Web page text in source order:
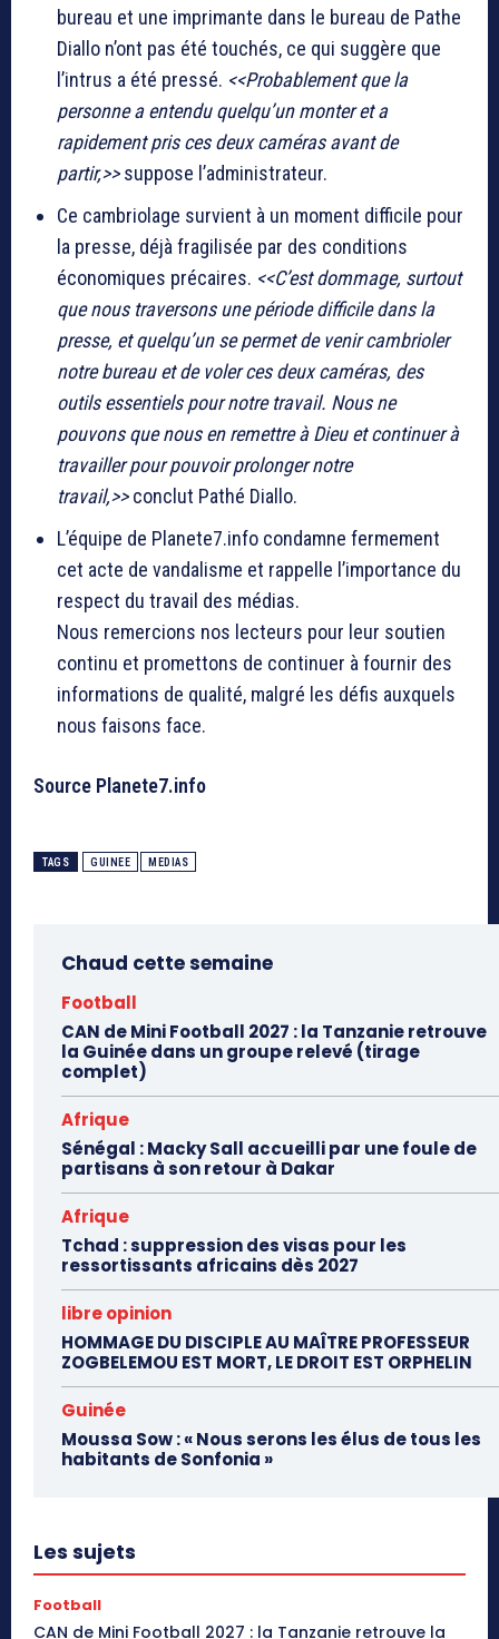
bureau et une imprimante dans le bureau de Pathe
Diallo n’ont pas été touchés, ce qui suggère que
l’intrus a été pressé. <<Probablement que la
personne a entendu quelqu’un monter et a
rapidement pris ces deux caméras avant de
partir,>>suppose l’administrateur.
Ce cambriolage survient à un moment difficile pour
la presse, déjà fragilisée par des conditions
économiques précaires. <<C’est dommage, surtout
que nous traversons une période difficile dans la
presse, et quelqu’un se permet de venir cambrioler
notre bureau et de voler ces deux caméras, des
outils essentiels pour notre travail. Nous ne
pouvons que nous en remettre à Dieu et continuer à
travailler pour pouvoir prolonger notre
travail,>>conclut Pathé Diallo.
L’équipe de Planete7.info condamne fermement
cet acte de vandalisme et rappelle l’importance du
respect du travail des médias.
Nous remercions nos lecteurs pour leur soutien
continu et promettons de continuer à fournir des
informations de qualité, malgré les défis auxquels
nous faisons face.
Source Planete7.info
TAGS GUINEE MEDIAS
Chaud cette semaine
Football
CAN de Mini Football 2027 : la Tanzanie retrouve
la Guinée dans un groupe relevé (tirage
complet)
Afrique
Sénégal : Macky Sall accueilli par une foule de
partisans à son retour à Dakar
Afrique
Tchad : suppression des visas pour les
ressortissants africains dès 2027
libre opinion
HOMMAGE DU DISCIPLE AU MAÎTRE PROFESSEUR
ZOGBELEMOU EST MORT, LE DROIT EST ORPHELIN
Guinée
Moussa Sow : « Nous serons les élus de tous les
habitants de Sonfonia »
Les sujets
Football
CAN de Mini Football 2027 : la Tanzanie retrouve la